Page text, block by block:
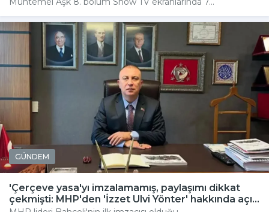
GÜNDEM
'Çerçeve yasa'yı imzalamamış, paylaşımı dikkat
çekmişti: MHP'den 'İzzet Ulvi Yönter' hakkında açı...